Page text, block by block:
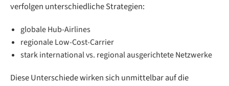
verfolgen unterschiedliche Strategien:
globale Hub-Airlines
regionale Low-Cost-Carrier
stark international vs. regional ausgerichtete Netzwerke
Diese Unterschiede wirken sich unmittelbar auf die